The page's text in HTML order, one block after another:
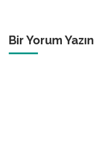
Bir Yorum Yazın